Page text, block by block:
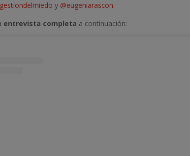
y @eugeniarascon.
entrevista completa a continuación: